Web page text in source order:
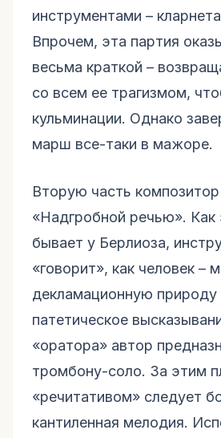
инструментами –
Впрочем, эта партия
весьма краткой –
со всем ее трагизмом,
кульминации. Однако
марш все-таки в мажоре.
Вторую часть композитор
«Надгробной речью». Как
бывает у Берлиоза,
«говорит», как человек –
декламационную природу
патетическое
«оратора» автор
тромбону-соло. За этим
«речитативом» следует
кантиленная мелодия.